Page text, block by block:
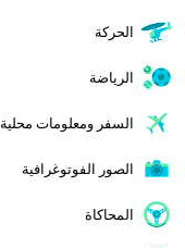
الحركة
الرياضة
السفر ومعلومات محلية
الصور الفوتوغرافية
المحاكاة